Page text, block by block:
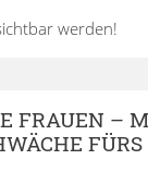
werden!
FRAUEN –